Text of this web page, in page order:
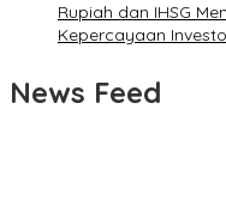
Rupiah dan IHSG
Kepercayaan
News Feed